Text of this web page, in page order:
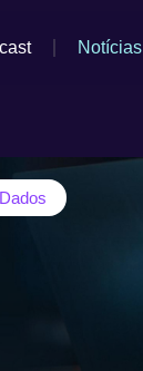
Notícias
Dados